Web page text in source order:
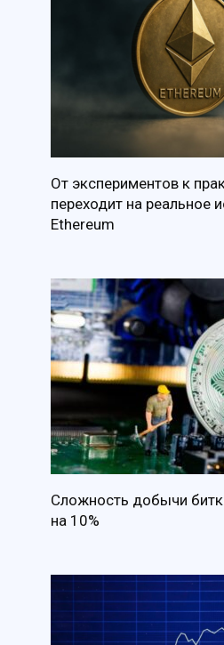
От экспериментов к
переходит на реальное
Ethereum
Сложность добычи
на 10%